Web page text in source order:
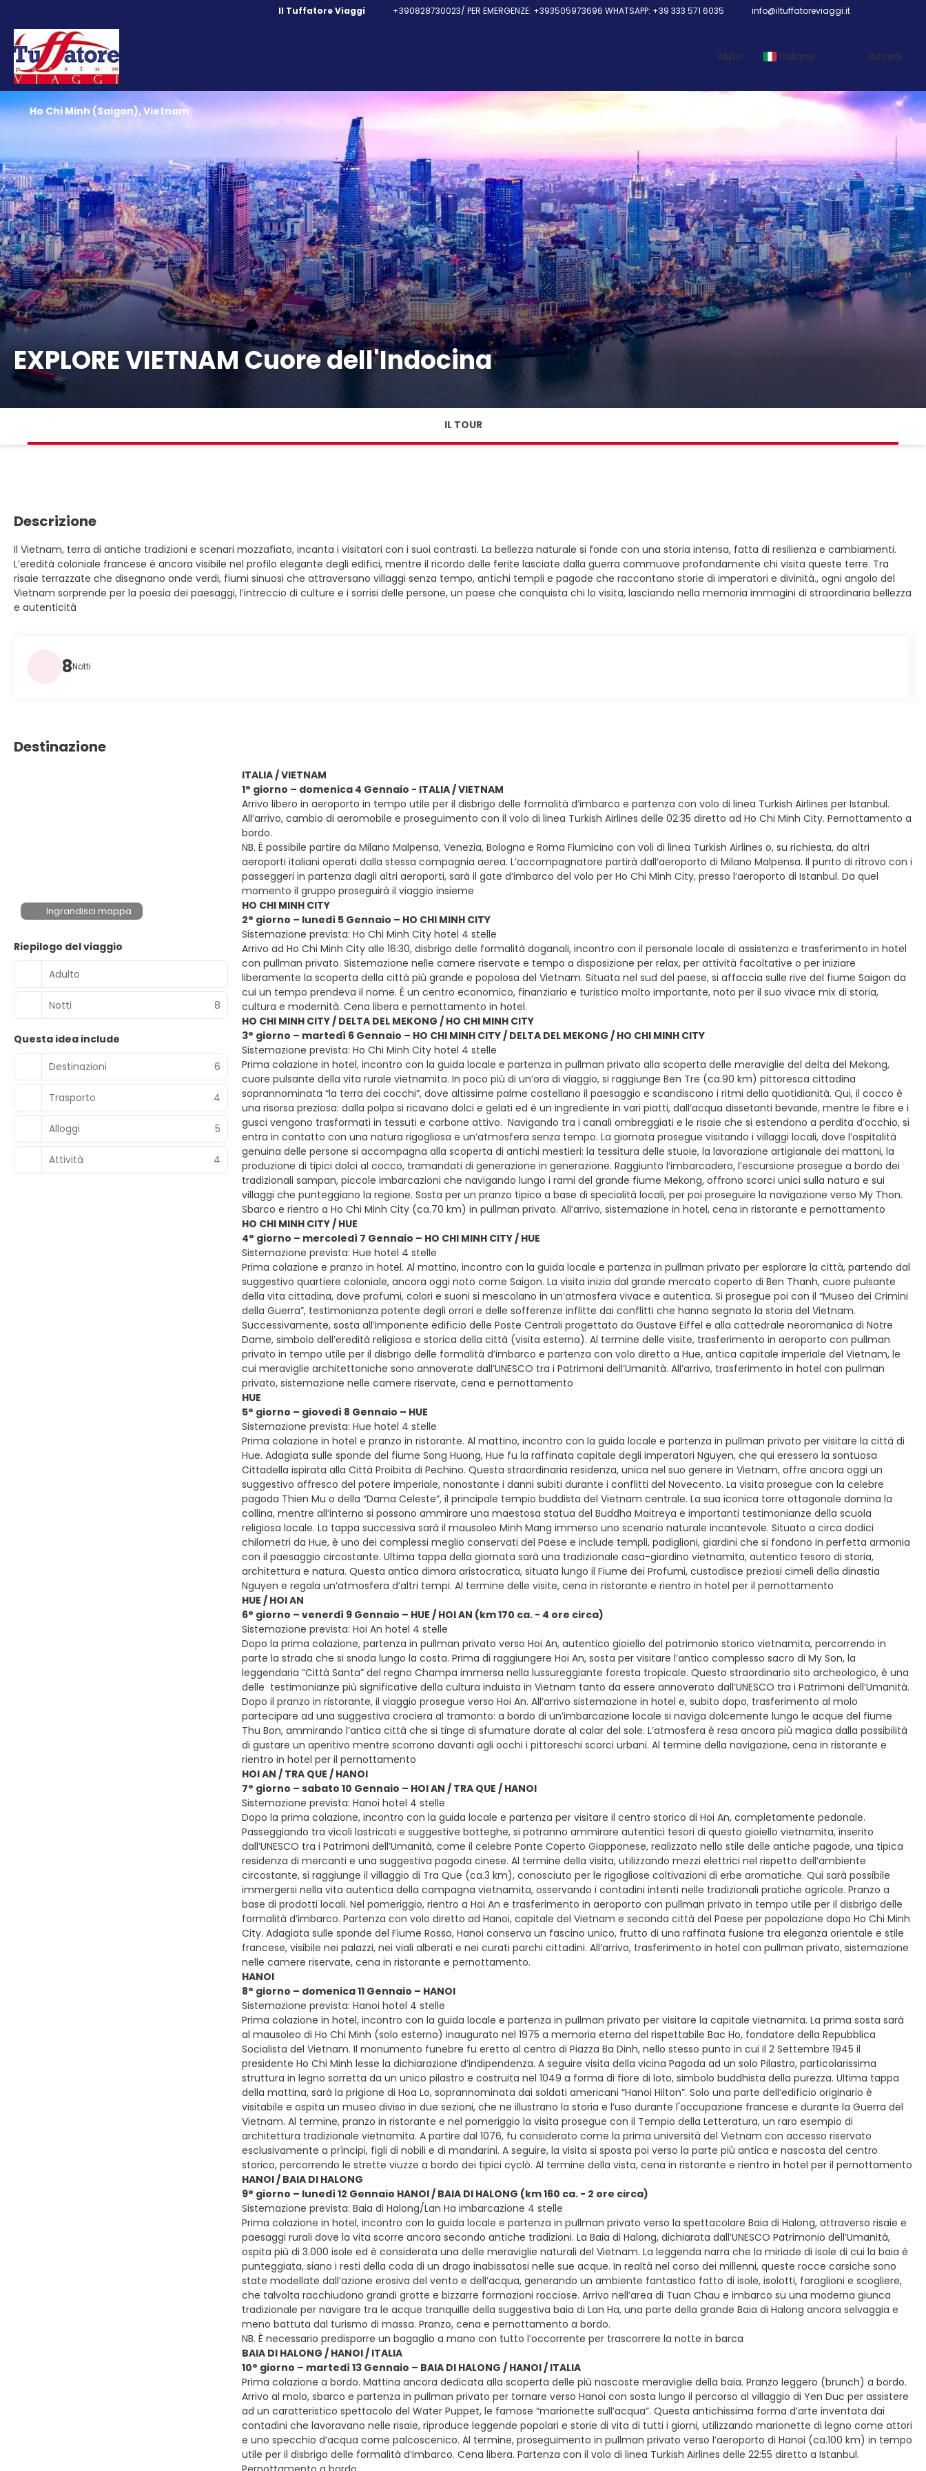
Il Tuffatore Viaggi +390828730023/ PER EMERGENZE: +393505973696 WHATSAPP: +39 333 571 6035 info@iltuffatoreviaggi.it
Aiuto Italiano Accedi
EXPLORE VIETNAM Cuore dell'Indocina
Ho Chi Minh (Saigon), Vietnam
IL TOUR
Descrizione
Il Vietnam, terra di antiche tradizioni e scenari mozzafiato, incanta i visitatori con i suoi contrasti. La bellezza naturale si fonde con una storia intensa, fatta di resilienza e cambiamenti.
L’eredità coloniale francese è ancora visibile nel profilo elegante degli edifici, mentre il ricordo delle ferite lasciate dalla guerra commuove profondamente chi visita queste terre. Tra
risaie terrazzate che disegnano onde verdi, fiumi sinuosi che attraversano villaggi senza tempo, antichi templi e pagode che raccontano storie di imperatori e divinità., ogni angolo del
Vietnam sorprende per la poesia dei paesaggi, l’intreccio di culture e i sorrisi delle persone, un paese che conquista chi lo visita, lasciando nella memoria immagini di straordinaria bellezza
e autenticità
8Notti
Destinazione
Ingrandisci mappa
Riepilogo del viaggio
Adulto
Notti 8
Questa idea include
Destinazioni
6
Trasporto 4
Alloggi 5
Attività 4
ITALIA / VIETNAM
1° giorno – domenica 4 Gennaio - ITALIA / VIETNAM
Arrivo libero in aeroporto in tempo utile per il disbrigo delle formalità d’imbarco e partenza con volo di linea Turkish Airlines per Istanbul.
All’arrivo, cambio di aeromobile e proseguimento con il volo di linea Turkish Airlines delle 02:35 diretto ad Ho Chi Minh City. Pernottamento a
bordo.
NB. È possibile partire da Milano Malpensa, Venezia, Bologna e Roma Fiumicino con voli di linea Turkish Airlines o, su richiesta, da altri
aeroporti italiani operati dalla stessa compagnia aerea. L’accompagnatore partirà dall’aeroporto di Milano Malpensa. Il punto di ritrovo con i
passeggeri in partenza dagli altri aeroporti, sarà il gate d’imbarco del volo per Ho Chi Minh City, presso l’aeroporto di Istanbul. Da quel
momento il gruppo proseguirà il viaggio insieme
HO CHI MINH CITY
2° giorno – lunedì 5 Gennaio – HO CHI MINH CITY
Sistemazione prevista: Ho Chi Minh City hotel 4 stelle
Arrivo ad Ho Chi Minh City alle 16:30, disbrigo delle formalità doganali, incontro con il personale locale di assistenza e trasferimento in hotel
con pullman privato. Sistemazione nelle camere riservate e tempo a disposizione per relax, per attività facoltative o per iniziare
liberamente la scoperta della città più grande e popolosa del Vietnam. Situata nel sud del paese, si affaccia sulle rive del fiume Saigon da
cui un tempo prendeva il nome. È un centro economico, finanziario e turistico molto importante, noto per il suo vivace mix di storia,
cultura e modernità. Cena libera e pernottamento in hotel.
HO CHI MINH CITY / DELTA DEL MEKONG / HO CHI MINH CITY
3° giorno – martedì 6 Gennaio – HO CHI MINH CITY / DELTA DEL MEKONG / HO CHI MINH CITY
Sistemazione prevista: Ho Chi Minh City hotel 4 stelle
Prima colazione in hotel, incontro con la guida locale e partenza in pullman privato alla scoperta delle meraviglie del delta del Mekong,
cuore pulsante della vita rurale vietnamita. In poco più di un’ora di viaggio, si raggiunge Ben Tre (ca.90 km) pittoresca cittadina
soprannominata “la terra dei cocchi”, dove altissime palme costellano il paesaggio e scandiscono i ritmi della quotidianità. Qui, il cocco è
una risorsa preziosa: dalla polpa si ricavano dolci e gelati ed è un ingrediente in vari piatti, dall’acqua dissetanti bevande, mentre le fibre e i
gusci vengono trasformati in tessuti e carbone attivo. Navigando tra i canali ombreggiati e le risaie che si estendono a perdita d’occhio, si
entra in contatto con una natura rigogliosa e un’atmosfera senza tempo. La giornata prosegue visitando i villaggi locali, dove l’ospitalità
genuina delle persone si accompagna alla scoperta di antichi mestieri: la tessitura delle stuoie, la lavorazione artigianale dei mattoni, la
produzione di tipici dolci al cocco, tramandati di generazione in generazione. Raggiunto l’imbarcadero, l’escursione prosegue a bordo dei
tradizionali sampan, piccole imbarcazioni che navigando lungo i rami del grande fiume Mekong, offrono scorci unici sulla natura e sui
villaggi che punteggiano la regione. Sosta per un pranzo tipico a base di specialità locali, per poi proseguire la navigazione verso My Thon.
Sbarco e rientro a Ho Chi Minh City (ca.70 km) in pullman privato. All’arrivo, sistemazione in hotel, cena in ristorante e pernottamento
HO CHI MINH CITY / HUE
4° giorno – mercoledì 7 Gennaio – HO CHI MINH CITY / HUE
Sistemazione prevista: Hue hotel 4 stelle
Prima colazione e pranzo in hotel. Al mattino, incontro con la guida locale e partenza in pullman privato per esplorare la città, partendo dal
suggestivo quartiere coloniale, ancora oggi noto come Saigon. La visita inizia dal grande mercato coperto di Ben Thanh, cuore pulsante
della vita cittadina, dove profumi, colori e suoni si mescolano in un’atmosfera vivace e autentica. Si prosegue poi con il “Museo dei Crimini
della Guerra”, testimonianza potente degli orrori e delle sofferenze inflitte dai conflitti che hanno segnato la storia del Vietnam.
Successivamente, sosta all’imponente edificio delle Poste Centrali progettato da Gustave Eiffel e alla cattedrale neoromanica di Notre
Dame, simbolo dell’eredità religiosa e storica della città (visita esterna). Al termine delle visite, trasferimento in aeroporto con pullman
privato in tempo utile per il disbrigo delle formalità d’imbarco e partenza con volo diretto a Hue, antica capitale imperiale del Vietnam, le
cui meraviglie architettoniche sono annoverate dall’UNESCO tra i Patrimoni dell’Umanità. All’arrivo, trasferimento in hotel con pullman
privato, sistemazione nelle camere riservate, cena e pernottamento
HUE
5° giorno – giovedì 8 Gennaio – HUE
Sistemazione prevista: Hue hotel 4 stelle
Prima colazione in hotel e pranzo in ristorante. Al mattino, incontro con la guida locale e partenza in pullman privato per visitare la città di
Hue. Adagiata sulle sponde del fiume Song Huong, Hue fu la raffinata capitale degli imperatori Nguyen, che qui eressero la sontuosa
Cittadella ispirata alla Città Proibita di Pechino. Questa straordinaria residenza, unica nel suo genere in Vietnam, offre ancora oggi un
suggestivo affresco del potere imperiale, nonostante i danni subiti durante i conflitti del Novecento. La visita prosegue con la celebre
pagoda Thien Mu o della “Dama Celeste”, il principale tempio buddista del Vietnam centrale. La sua iconica torre ottagonale domina la
collina, mentre all’interno si possono ammirare una maestosa statua del Buddha Maitreya e importanti testimonianze della scuola
religiosa locale. La tappa successiva sarà il mausoleo Minh Mang immerso uno scenario naturale incantevole. Situato a circa dodici
chilometri da Hue, è uno dei complessi meglio conservati del Paese e include templi, padiglioni, giardini che si fondono in perfetta armonia
con il paesaggio circostante. Ultima tappa della giornata sarà una tradizionale casa-giardino vietnamita, autentico tesoro di storia,
architettura e natura. Questa antica dimora aristocratica, situata lungo il Fiume dei Profumi, custodisce preziosi cimeli della dinastia
Nguyen e regala un’atmosfera d’altri tempi. Al termine delle visite, cena in ristorante e rientro in hotel per il pernottamento
HUE / HOI AN
6° giorno – venerdì 9 Gennaio – HUE / HOI AN (km 170 ca. - 4 ore circa)
Sistemazione prevista: Hoi An hotel 4 stelle
Dopo la prima colazione, partenza in pullman privato verso Hoi An, autentico gioiello del patrimonio storico vietnamita, percorrendo in
parte la strada che si snoda lungo la costa. Prima di raggiungere Hoi An, sosta per visitare l’antico complesso sacro di My Son, la
leggendaria “Città Santa” del regno Champa immersa nella lussureggiante foresta tropicale. Questo straordinario sito archeologico, è una
delle testimonianze più significative della cultura induista in Vietnam tanto da essere annoverato dall’UNESCO tra i Patrimoni dell’Umanità.
Dopo il pranzo in ristorante, il viaggio prosegue verso Hoi An. All’arrivo sistemazione in hotel e, subito dopo, trasferimento al molo
partecipare ad una suggestiva crociera al tramonto: a bordo di un’imbarcazione locale si naviga dolcemente lungo le acque del fiume
Thu Bon, ammirando l’antica città che si tinge di sfumature dorate al calar del sole. L’atmosfera è resa ancora più magica dalla possibilità
di gustare un aperitivo mentre scorrono davanti agli occhi i pittoreschi scorci urbani. Al termine della navigazione, cena in ristorante e
rientro in hotel per il pernottamento
HOI AN / TRA QUE / HANOI
7° giorno – sabato 10 Gennaio – HOI AN / TRA QUE / HANOI
Sistemazione prevista: Hanoi hotel 4 stelle
Dopo la prima colazione, incontro con la guida locale e partenza per visitare il centro storico di Hoi An, completamente pedonale.
Passeggiando tra vicoli lastricati e suggestive botteghe, si potranno ammirare autentici tesori di questo gioiello vietnamita, inserito
dall’UNESCO tra i Patrimoni dell’Umanità, come il celebre Ponte Coperto Giapponese, realizzato nello stile delle antiche pagode, una tipica
residenza di mercanti e una suggestiva pagoda cinese. Al termine della visita, utilizzando mezzi elettrici nel rispetto dell’ambiente
circostante, si raggiunge il villaggio di Tra Que (ca.3 km), conosciuto per le rigogliose coltivazioni di erbe aromatiche. Qui sarà possibile
immergersi nella vita autentica della campagna vietnamita, osservando i contadini intenti nelle tradizionali pratiche agricole. Pranzo a
base di prodotti locali. Nel pomeriggio, rientro a Hoi An e trasferimento in aeroporto con pullman privato in tempo utile per il disbrigo delle
formalità d’imbarco. Partenza con volo diretto ad Hanoi, capitale del Vietnam e seconda città del Paese per popolazione dopo Ho Chi Minh
City. Adagiata sulle sponde del Fiume Rosso, Hanoi conserva un fascino unico, frutto di una raffinata fusione tra eleganza orientale e stile
francese, visibile nei palazzi, nei viali alberati e nei curati parchi cittadini. All’arrivo, trasferimento in hotel con pullman privato, sistemazione
nelle camere riservate, cena in ristorante e pernottamento.
HANOI
8° giorno – domenica 11 Gennaio – HANOI
Sistemazione prevista: Hanoi hotel 4 stelle
Prima colazione in hotel, incontro con la guida locale e partenza in pullman privato per visitare la capitale vietnamita. La prima sosta sarà
al mausoleo di Ho Chi Minh (solo esterno) inaugurato nel 1975 a memoria eterna del rispettabile Bac Ho, fondatore della Repubblica
Socialista del Vietnam. Il monumento funebre fu eretto al centro di Piazza Ba Dinh, nello stesso punto in cui il 2 Settembre 1945 il
presidente Ho Chi Minh lesse la dichiarazione d’indipendenza. A seguire visita della vicina Pagoda ad un solo Pilastro, particolarissima
struttura in legno sorretta da un unico pilastro e costruita nel 1049 a forma di fiore di loto, simbolo buddhista della purezza. Ultima tappa
della mattina, sarà la prigione di Hoa Lo, soprannominata dai soldati americani “Hanoi Hilton”. Solo una parte dell’edificio originario è
visitabile e ospita un museo diviso in due sezioni, che ne illustrano la storia e l’uso durante l'occupazione francese e durante la Guerra del
Vietnam. Al termine, pranzo in ristorante e nel pomeriggio la visita prosegue con il Tempio della Letteratura, un raro esempio di
architettura tradizionale vietnamita. A partire dal 1076, fu considerato come la prima università del Vietnam con accesso riservato
esclusivamente a prìncipi, figli di nobili e di mandarini. A seguire, la visita si sposta poi verso la parte più antica e nascosta del centro
storico, percorrendo le strette viuzze a bordo dei tipici cyclò. Al termine della vista, cena in ristorante e rientro in hotel per il pernottamento
HANOI / BAIA DI HALONG
9° giorno – lunedì 12 Gennaio HANOI / BAIA DI HALONG (km 160 ca. - 2 ore circa)
Sistemazione prevista: Baia di Halong/Lan Ha imbarcazione 4 stelle
Prima colazione in hotel, incontro con la guida locale e partenza in pullman privato verso la spettacolare Baia di Halong, attraverso risaie e
paesaggi rurali dove la vita scorre ancora secondo antiche tradizioni. La Baia di Halong, dichiarata dall’UNESCO Patrimonio dell’Umanità,
ospita più di 3.000 isole ed è considerata una delle meraviglie naturali del Vietnam. La leggenda narra che la miriade di isole di cui la baia è
punteggiata, siano i resti della coda di un drago inabissatosi nelle sue acque. In realtà nel corso dei millenni, queste rocce carsiche sono
state modellate dall’azione erosiva del vento e dell’acqua, generando un ambiente fantastico fatto di isole, isolotti, faraglioni e scogliere,
che talvolta racchiudono grandi grotte e bizzarre formazioni rocciose. Arrivo nell’area di Tuan Chau e imbarco su una moderna giunca
tradizionale per navigare tra le acque tranquille della suggestiva baia di Lan Ha, una parte della grande Baia di Halong ancora selvaggia e
meno battuta dal turismo di massa. Pranzo, cena e pernottamento a bordo.
NB. È necessario predisporre un bagaglio a mano con tutto l’occorrente per trascorrere la notte in barca
BAIA DI HALONG / HANOI / ITALIA
10° giorno – martedì 13 Gennaio – BAIA DI HALONG / HANOI / ITALIA
Prima colazione a bordo. Mattina ancora dedicata alla scoperta delle più nascoste meraviglie della baia. Pranzo leggero (brunch) a bordo.
Arrivo al molo, sbarco e partenza in pullman privato per tornare verso Hanoi con sosta lungo il percorso al villaggio di Yen Duc per assistere
ad un caratteristico spettacolo del Water Puppet, le famose “marionette sull’acqua”. Questa antichissima forma d’arte inventata dai
contadini che lavoravano nelle risaie, riproduce leggende popolari e storie di vita di tutti i giorni, utilizzando marionette di legno come attori
e uno specchio d’acqua come palcoscenico. Al termine, proseguimento in pullman privato verso l’aeroporto di Hanoi (ca.100 km) in tempo
utile per il disbrigo delle formalità d’imbarco. Cena libera. Partenza con il volo di linea Turkish Airlines delle 22:55 diretto a Istanbul.